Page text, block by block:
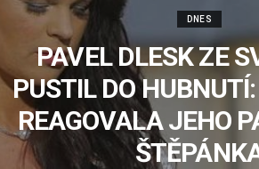
DNES
PAVEL DLESK ZE
PUSTIL DO
REAGOVALA JEHO